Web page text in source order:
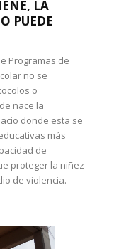
LA
PUEDE
Programas de
no se
o
nace la
donde esta se
más
de
proteger la niñez
de violencia.